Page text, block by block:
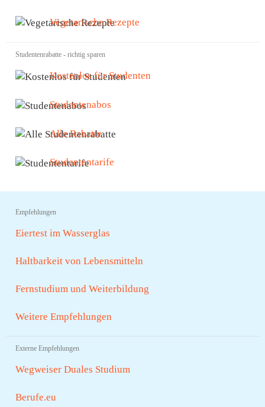
Vegetarische Rezepte
Studentenrabatte - richtig sparen
Kostenlos für Studenten
Studentenabos
Alle Rabatte
Studententarife
Empfehlungen
Eiertest im Wasserglas
Haltbarkeit von Lebensmitteln
Fernstudium und Weiterbildung
Weitere Empfehlungen
Externe Empfehlungen
Wegweiser Duales Studium
Berufe.eu